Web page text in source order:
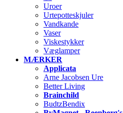
Uroer
Urtepotteskjuler
Vandkande
Vaser
Viskestykker
Væglamper
MÆRKER
Applicata
Arne Jacobsen Ure
Better Living
Brainchild
BudtzBendix